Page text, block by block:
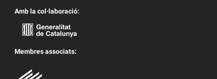
Amb la col·laboració:
Membres associats: